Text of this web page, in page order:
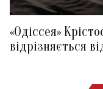
«Одіссея»
відрізняється